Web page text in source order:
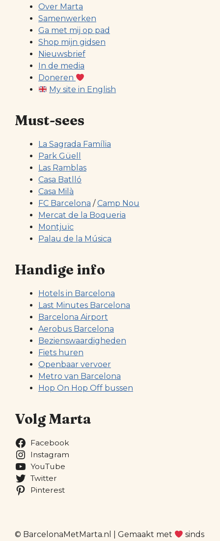
Over Marta
Samenwerken
Ga met mij op pad
Shop mijn gidsen
Nieuwsbrief
In de media
Doneren
My site in English
Must-sees
La Sagrada Família
Park Güell
Las Ramblas
Casa Batlló
Casa Milà
FC Barcelona /Camp Nou
Mercat de la Boqueria
Montjuïc
Palau de la Música
Handige info
Hotels in Barcelona
Last Minutes Barcelona
Barcelona Airport
Aerobus Barcelona
Bezienswaardigheden
Fiets huren
Openbaar vervoer
Metro van Barcelona
Hop On Hop Off bussen
Volg Marta
Facebook
Instagram
YouTube
Twitter
Pinterest
© BarcelonaMetMarta.nl | Gemaakt met sinds